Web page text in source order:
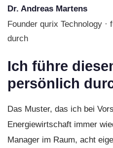
Dr. Andreas Martens
Founder qurix Technology
durch
Ich führe
persönlich
Das Muster, das ich bei
Energiewirtschaft immer
Manager im Raum, acht